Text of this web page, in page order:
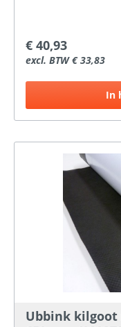
verwerken. Geen
stuiknaden. De
vormbaar en heeft
€ 40,93
excl. BTW € 33,83
In
Ubbink kilgoot